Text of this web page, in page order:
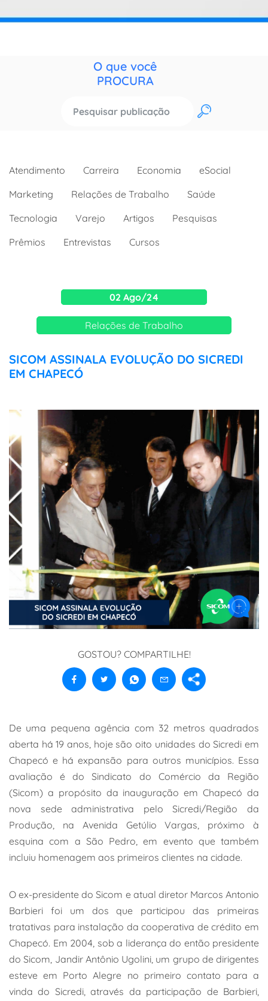
O que você
PROCURA
OK
Atendimento Carreira Economia
eSocial
Marketing
Relações de Trabalho
Saúde
Tecnologia
Varejo Artigos
Pesquisas
Prêmios
Entrevistas Cursos
02 Ago/24
Relações de Trabalho
SICOM ASSINALA EVOLUÇÃO DO SICREDI
EM CHAPECÓ
GOSTOU? COMPARTILHE!
De uma pequena agência com 32 metros quadrados
aberta há 19 anos, hoje são oito unidades do Sicredi em
Chapecó e há expansão para outros municípios. Essa
avaliação é do Sindicato do Comércio da Região
(Sicom) a propósito da inauguração em Chapecó da
nova sede administrativa pelo Sicredi/Região da
Produção, na Avenida Getúlio Vargas, próximo à
esquina com a São Pedro, em evento que também
incluiu homenagem aos primeiros clientes na cidade.
O ex-presidente do Sicom e atual diretor Marcos Antonio
Barbieri foi um dos que participou das primeiras
tratativas para instalação da cooperativa de crédito em
Chapecó. Em 2004, sob a liderança do então presidente
do Sicom, Jandir Antônio Ugolini, um grupo de dirigentes
esteve em Porto Alegre no primeiro contato para a
vinda do Sicredi, através da participação de Barbieri,